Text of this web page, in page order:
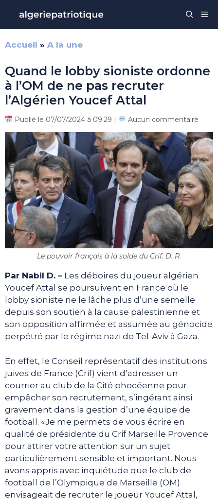
contenu
Accueil » A la une
Quand le lobby sioniste ordonne
à l’OM de ne pas recruter
l’Algérien Youcef Attal
Publié le 07/07/2024 à 09:29 | Aucun commentaire
Le pouvoir français à la solde du Crif. D. R.
Par Nabil D. – Les déboires du joueur algérien
Youcef Attal se poursuivent en France où le
lobby sioniste ne le lâche plus d’une semelle
depuis son soutien à la cause palestinienne et
son opposition affirmée et assumée au génocide
perpétré par le régime nazi de Tel-Aviv à Gaza.
En effet, le Conseil représentatif des institutions
juives de France (Crif) vient d’adresser un
courrier au club de la Cité phocéenne pour
empêcher son recrutement, s’ingérant ainsi
gravement dans la gestion d’une équipe de
football. «Je me permets de vous écrire en
qualité de présidente du Crif Marseille Provence
pour attirer votre attention sur un sujet
particulièrement sensible et important. Nous
avons appris avec inquiétude que le club de
football de l’Olympique de Marseille (OM)
envisageait de recruter le joueur Youcef Attal,